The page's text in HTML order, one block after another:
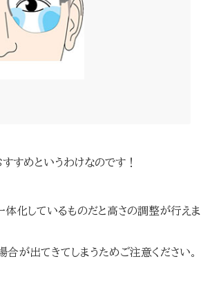
すめというわけなのです！
体化しているものだと高さの調整が行えま
が出てきてしまうためご注意ください。